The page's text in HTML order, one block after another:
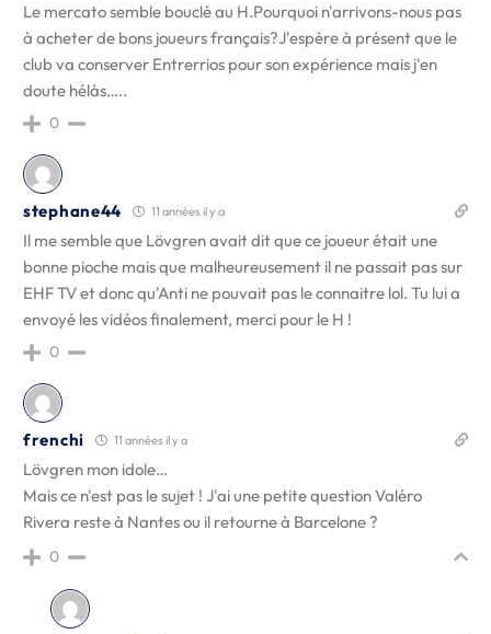
Le mercato semble bouclé au H.Pourquoi n'arrivons-nous pas
à acheter de bons joueurs français?J'espère à présent que le
club va conserver Entrerrios pour son expérience mais j'en
doute hélàs…..
0
stephane44 11 années il y a
Il me semble que Lövgren avait dit que ce joueur était une
bonne pioche mais que malheureusement il ne passait pas sur
EHF TV et donc qu'Anti ne pouvait pas le connaitre lol. Tu lui a
envoyé les vidéos finalement, merci pour le H !
0
frenchi 11 années il y a
Lövgren mon idole…
Mais ce n'est pas le sujet ! J'ai une petite question Valéro
Rivera reste à Nantes ou il retourne à Barcelone ?
0